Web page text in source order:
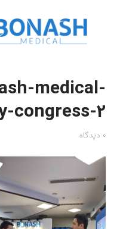
medical-
congress-2
0 دیدگاه